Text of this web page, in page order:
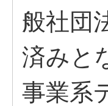
般社団
済みと
事業系